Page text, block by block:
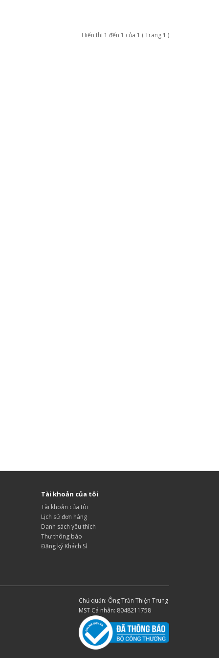
Hiển thị 1 đến 1 của 1 ( Trang1 )
Tài khoản của tôi
Tài khoản của tôi
Lịch sử đơn hàng
Danh sách yêu thích
Thư thông báo
Đăng ký Khách Sỉ
Chủ quản: Ông Trần Thiện Trung
MST Cá nhân: 8048211758